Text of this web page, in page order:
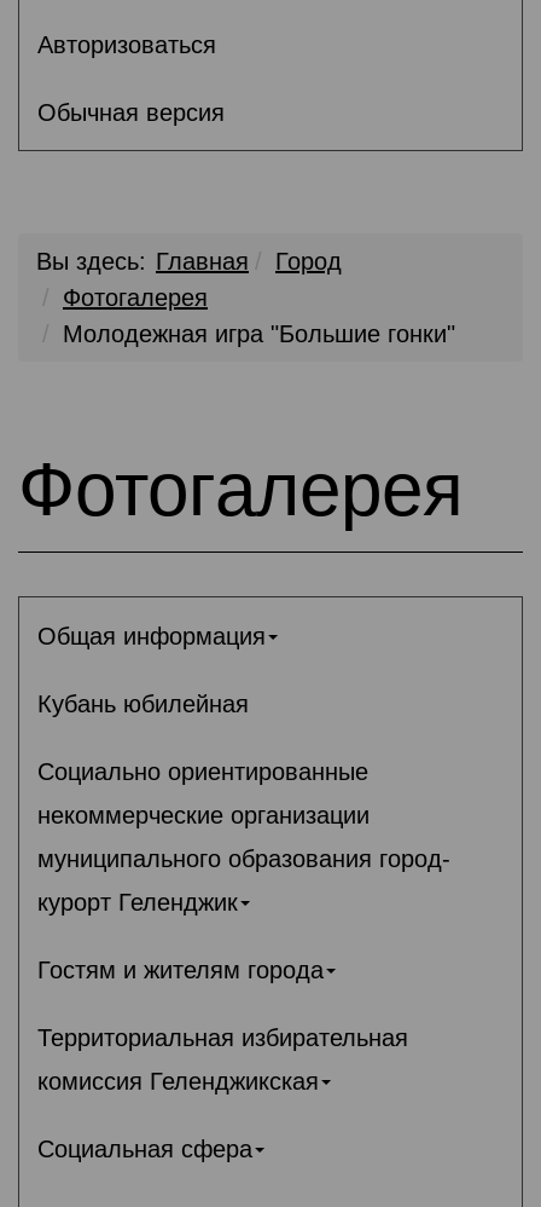
Авторизоваться
Обычная версия
Вы здесь: Главная
Город
Фотогалерея
Молодежная игра "Большие гонки"
Фотогалерея
Общая информация
Кубань юбилейная
Социально ориентированные
некоммерческие организации
муниципального образования город-
курорт Геленджик
Гостям и жителям города
Территориальная избирательная
комиссия Геленджикcкая
Социальная сфера